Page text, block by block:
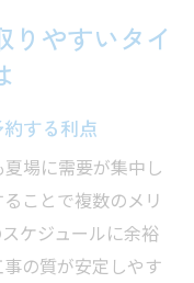
りやすいタイ
する利点
場に需要が集中し
ことで複数のメリ
ケジュールに余裕
の質が安定しやす